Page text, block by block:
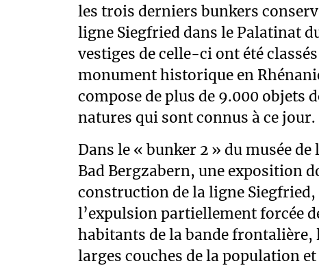
les trois derniers bunkers
ligne Siegfried dans le Palatinat
vestiges de celle-ci ont été
monument historique en
compose de plus de 9.000 objets
natures qui sont connus à ce jour.
Dans le « bunker 2 » du musée
Bad Bergzabern, une exposition
construction de la ligne
l’expulsion partiellement forcée
habitants de la bande
larges couches de la population et